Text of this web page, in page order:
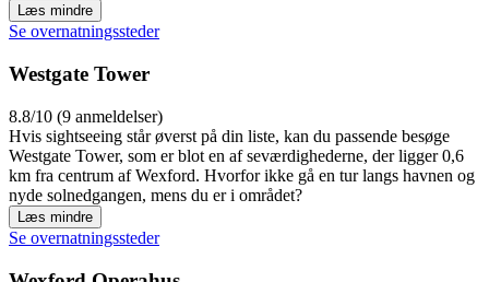
Læs mindre
Se overnatningssteder
Westgate Tower
8.8/10 (9 anmeldelser)
Hvis sightseeing står øverst på din liste, kan du passende besøge
Westgate Tower, som er blot en af seværdighederne, der ligger 0,6
km fra centrum af Wexford. Hvorfor ikke gå en tur langs havnen og
nyde solnedgangen, mens du er i området?
Læs mindre
Se overnatningssteder